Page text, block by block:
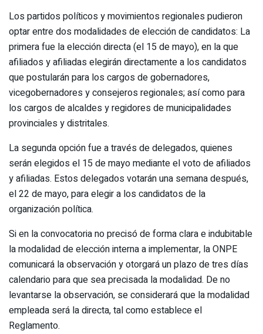
Los partidos políticos y movimientos regionales pudieron
optar entre dos modalidades de elección de candidatos: La
primera fue la elección directa (el 15 de mayo), en la que
afiliados y afiliadas elegirán directamente a los candidatos
que postularán para los cargos de gobernadores,
vicegobernadores y consejeros regionales; así como para
los cargos de alcaldes y regidores de municipalidades
provinciales y distritales.
La segunda opción fue a través de delegados, quienes
serán elegidos el 15 de mayo mediante el voto de afiliados
y afiliadas. Estos delegados votarán una semana después,
el 22 de mayo, para elegir a los candidatos de la
organización política.
Si en la convocatoria no precisó de forma clara e indubitable
la modalidad de elección interna a implementar, la ONPE
comunicará la observación y otorgará un plazo de tres días
calendario para que sea precisada la modalidad. De no
levantarse la observación, se considerará que la modalidad
empleada será la directa, tal como establece el
Reglamento.